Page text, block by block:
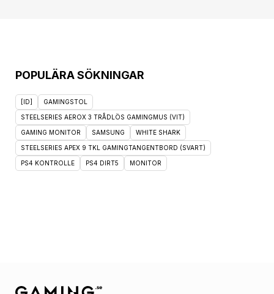
POPULÄRA SÖKNINGAR
[ID] GAMINGSTOL
STEELSERIES AEROX 3 TRÅDLÖS GAMINGMUS (VIT)
GAMING MONITOR SAMSUNG WHITE SHARK
STEELSERIES APEX 9 TKL GAMINGTANGENTBORD (SVART)
PS4 KONTROLLE PS4 DIRT5 MONITOR